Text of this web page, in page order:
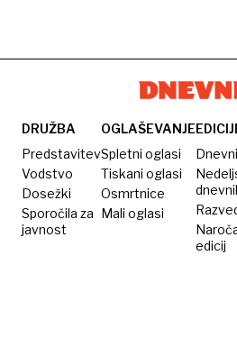
DRUŽBA
Predstavitev
Vodstvo
Dosežki
Sporočila za
javnost
OGLAŠEVANJE
Spletni oglasi
Tiskani oglasi
Osmrtnice
Mali oglasi
edicij